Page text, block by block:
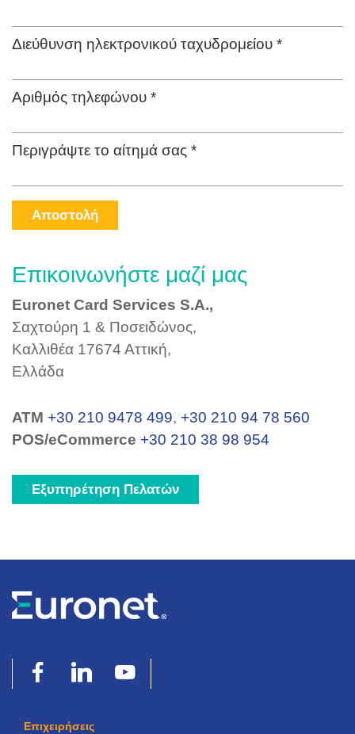
Διεύθυνση ηλεκτρονικού ταχυδρομείου *
Αριθμός τηλεφώνου *
Περιγράψτε το αίτημά σας *
Αποστολή
Επικοινωνήστε μαζί μας
Euronet Card Services S.A.,
Σαχτούρη 1 & Ποσειδώνος,
Καλλιθέα 17674 Αττική,
Ελλάδα
ΑΤΜ +30 210 9478 499, +30 210 94 78 560
POS/eCommerce +30 210 38 98 954
Εξυπηρέτηση Πελατών
Επιχειρήσεις